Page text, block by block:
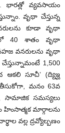
భారత్లో వ్యవసాయం
వృథా చేస్తున్న
కూడా వృథా
40 శాతం వృథా
వనరులను వృథా
1,500
ఆకలి సూచీ’ (ద్యిఇ్ఘ
మనం 63వ
సామాజిక సమస్యలు
హింసాత్మక మార్గాలను
వల్ల ద్రవ్యోల్బణం